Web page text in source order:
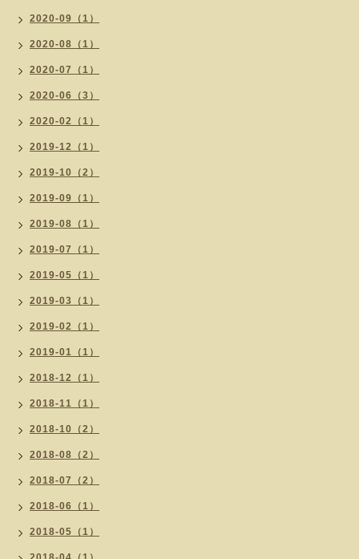
2020-09（1）
2020-08（1）
2020-07（1）
2020-06（3）
2020-02（1）
2019-12（1）
2019-10（2）
2019-09（1）
2019-08（1）
2019-07（1）
2019-05（1）
2019-03（1）
2019-02（1）
2019-01（1）
2018-12（1）
2018-11（1）
2018-10（2）
2018-08（2）
2018-07（2）
2018-06（1）
2018-05（1）